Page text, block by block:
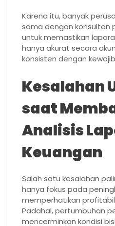
Karena itu, banyak
sama dengan konsultan
untuk memastikan
hanya akurat secara
konsisten dengan
Kesalahan
saat
Analisis
Keuangan
Salah satu kesalahan
hanya fokus pada
memperhatikan
Padahal, pertumbuhan
mencerminkan kondisi